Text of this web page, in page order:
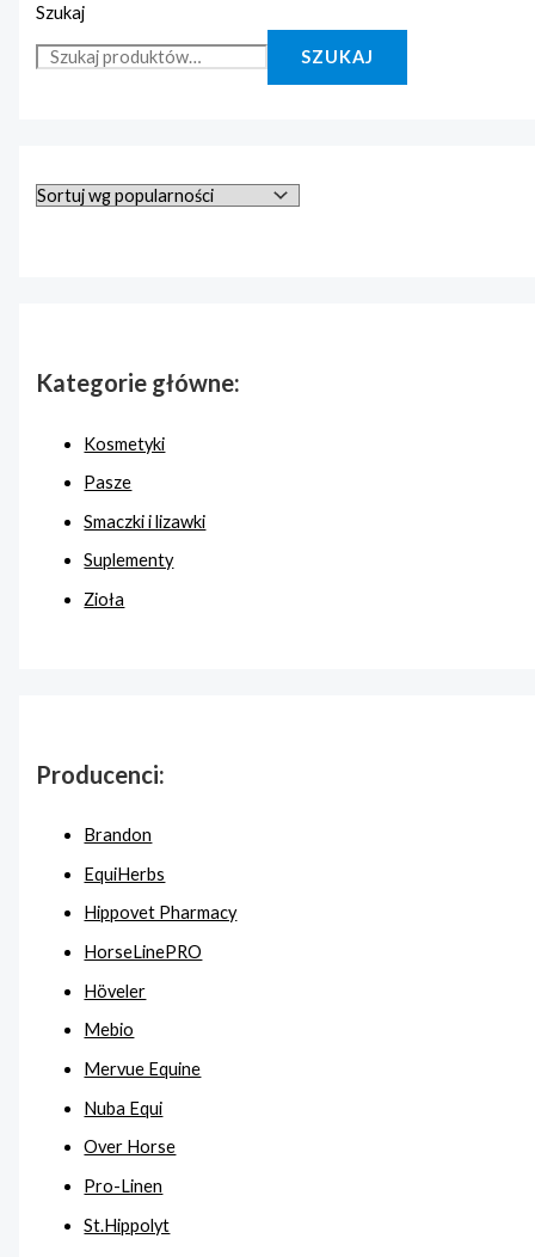
Szukaj
SZUKAJ
Kategorie główne:
Kosmetyki
Pasze
Smaczki i lizawki
Suplementy
Zioła
Producenci:
Brandon
EquiHerbs
Hippovet Pharmacy
HorseLinePRO
Höveler
Mebio
Mervue Equine
Nuba Equi
Over Horse
Pro-Linen
St.Hippolyt